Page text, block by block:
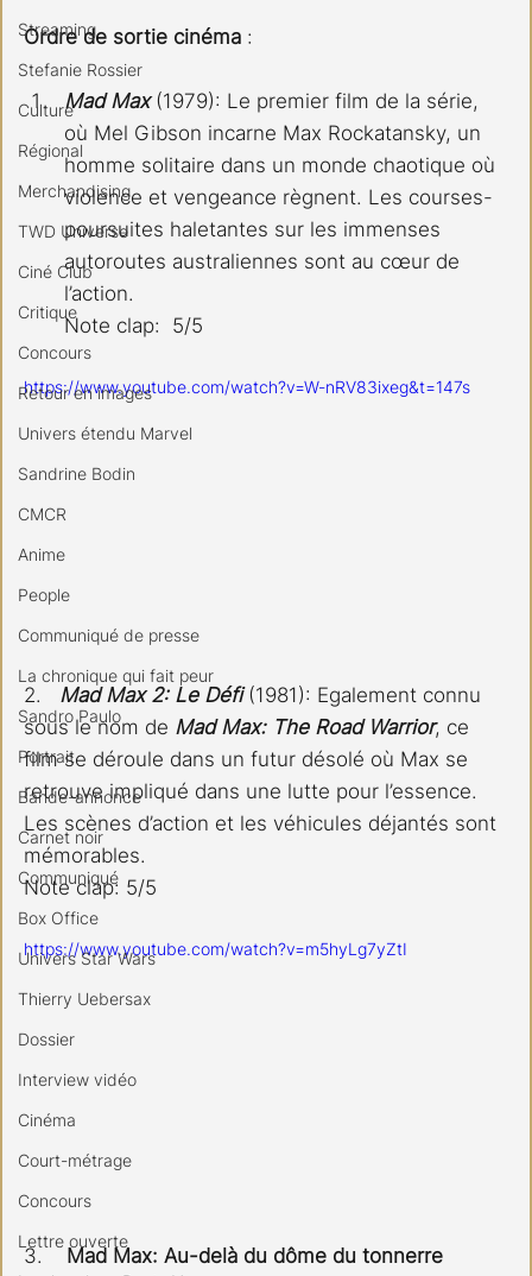
Streaming
Stefanie Rossier
Culture
Régional
Merchandising
TWD Universe
Ciné Club
Critique
Concours
Retour en images
Univers étendu Marvel
Sandrine Bodin
CMCR
Anime
People
Communiqué de presse
La chronique qui fait peur
Sandro Paulo
Portrait
Bande-annonce
Carnet noir
Communiqué
Box Office
Univers Star Wars
Thierry Uebersax
Dossier
Interview vidéo
Cinéma
Court-métrage
Concours
Lettre ouverte
Ordre de sortie cinéma :
Mad Max (1979): Le premier film de la série,
où Mel Gibson incarne Max Rockatansky, un
homme solitaire dans un monde chaotique où
violence et vengeance règnent. Les courses-
poursuites haletantes sur les immenses
autoroutes australiennes sont au cœur de
l’action.
Note clap:  5/5
https://www.youtube.com/watch?v=W-nRV83ixeg&t=147s
2. Mad Max 2: Le Défi (1981): Egalement connu
sous le nom de Mad Max: The Road Warrior, ce
film se déroule dans un futur désolé où Max se
retrouve impliqué dans une lutte pour l’essence.
Les scènes d’action et les véhicules déjantés sont
mémorables.
Note clap: 5/5
https://www.youtube.com/watch?v=m5hyLg7yZtI
3.
   Mad Max: Au-delà du dôme du tonnerre